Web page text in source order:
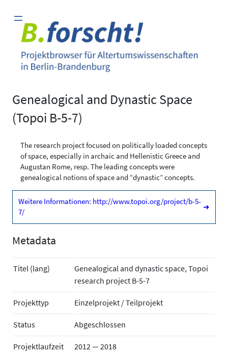
Inhalt
springen
Genealogical and Dynastic Space
(Topoi B-5-7)
The research project focused on politically loaded concepts
of space, especially in archaic and Hellenistic Greece and
Augustan Rome, resp. The leading concepts were
genealogical notions of space and “dynastic” concepts.
Weitere Informationen: http://www.topoi.org/project/b-5-
7/
➜
Metadata
Titel (lang)
Genealogical and dynastic space, Topoi
research project B-5-7
Projekttyp Einzelprojekt / Teilprojekt
Status Abgeschlossen
Projektlaufzeit 2012 — 2018